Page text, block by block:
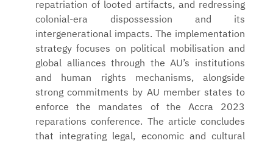
repatriation of looted artifacts, and redressing
colonial-era dispossession and its
intergenerational impacts. The implementation
strategy focuses on political mobilisation and
global alliances through the AU’s institutions
and human rights mechanisms, alongside
strong commitments by AU member states to
enforce the mandates of the Accra 2023
reparations conference. The article concludes
that integrating legal, economic and cultural